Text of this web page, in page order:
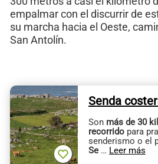
empalmar con el discurrir de
su marcha hacia el Oeste,
San Antolín.
Senda
Son más de 30
recorrido para
senderismo o el
Se … Leer más